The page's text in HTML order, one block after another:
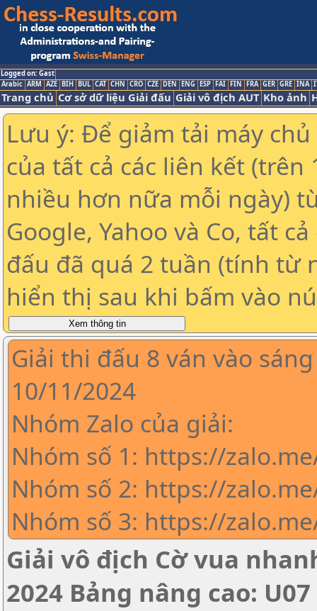
Logged on: Gast
Arabic ARM AZE BIH BUL CAT CHN CRO CZE DEN ENG ESP FAI FIN FRA GER GRE INA
Trang chủ Cơ sở dữ liệu Giải đấu Giải vô địch AUT Kho ảnh
Lưu ý: Để giảm tải máy
của tất cả các liên kết (trên
nhiều hơn nữa mỗi ngày)
Google, Yahoo và Co, tất
đấu đã quá 2 tuần (tính từ
hiển thị sau khi bấm vào
Giải thi đấu 8 ván vào
10/11/2024
Nhóm Zalo của giải:
Nhóm số 1: https://
Nhóm số 2: https://
Nhóm số 3: https://
Giải vô địch Cờ vua
2024 Bảng nâng cao: U07